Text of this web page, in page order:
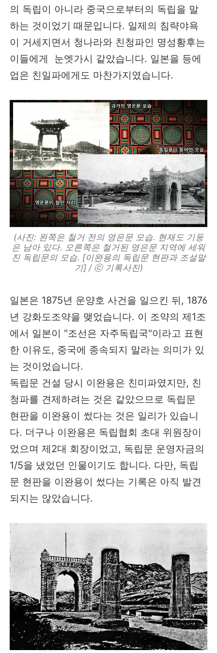
의 독립이 아니라 중국으로부터의 독립을 말
하는 것이었기 때문입니다. 일제의 침략야욕
이 거세지면서 청나라와 친청파인 명성황후는
이들에게 눈엣가시 같았습니다. 일본을 등에
업은 친일파에게도 마찬가지였습니다.
(사진: 왼쪽은 철거 전의 영은문 모습. 현재도 기둥
은 남아 있다. 오른쪽은 철거된 영은문 지역에 세워
진 독립문의 모습. [이완용의 독립문 현판과 조설말
기] / ⓒ 기록사진)
일본은 1875년 운양호 사건을 일으킨 뒤, 1876
년 강화도조약을 맺었습니다. 이 조약의 제1조
에서 일본이 "조선은 자주독립국"이라고 표현
한 이유도, 중국에 종속되지 말라는 의미가 있
는 것이었습니다.
독립문 건설 당시 이완용은 친미파였지만, 친
청파를 견제하려는 것은 같았으므로 독립문
현판을 이완용이 썼다는 것은 일리가 있습니
다. 더구나 이완용은 독립협회 초대 위원장이
었으며 제2대 회장이었고, 독립문 운영자금의
1/5을 냈었던 인물이기도 합니다. 다만, 독립
문 현판을 이완용이 썼다는 기록은 아직 발견
되지는 않았습니다.